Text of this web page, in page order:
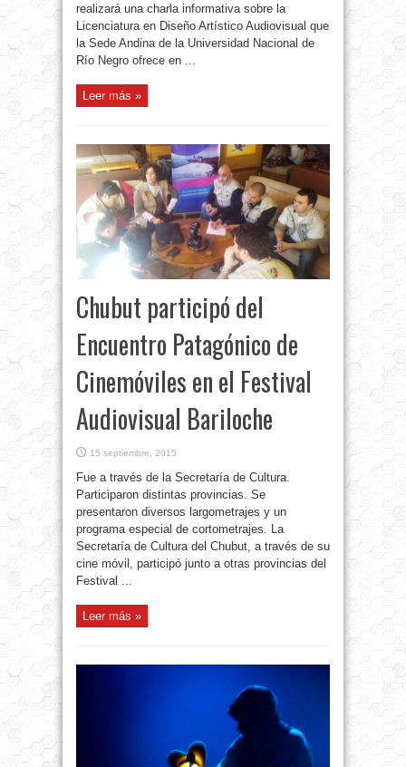
realizará una charla informativa sobre la
Licenciatura en Diseño Artístico Audiovisual que
la Sede Andina de la Universidad Nacional de
Río Negro ofrece en ...
Leer más »
Chubut participó del
Encuentro Patagónico de
Cinemóviles en el Festival
Audiovisual Bariloche
15 septiembre, 2015
Fue a través de la Secretaría de Cultura.
Participaron distintas provincias. Se
presentaron diversos largometrajes y un
programa especial de cortometrajes. La
Secretaría de Cultura del Chubut, a través de su
cine móvil, participó junto a otras provincias del
Festival ...
Leer más »